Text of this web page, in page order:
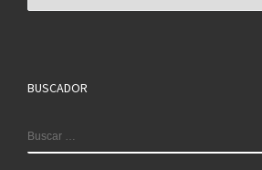
BUSCADOR
BUSCAR